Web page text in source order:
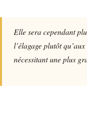
Elle sera cependant
l’élagage plutôt
nécessitant une plus